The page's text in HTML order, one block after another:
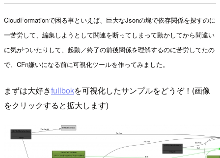
CloudFormationで困る事といえば、巨大なJsonの塊で依存関係を探すのに
一苦労して、編集しようとして関連を断ってしまって動かしてから間違い
に気がついたりして、起動／終了の前後関係を理解するのに苦労してたの
で、CFn嫌いになる前に可視化ツールを作ってみました。
まずは大好きfullbokを可視化したサンプルをどうぞ！(画像
をクリックすると拡大します)